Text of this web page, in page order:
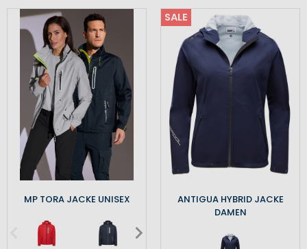
MP TORA JACKE UNISEX
SALE
ANTIGUA HYBRID JACKE
DAMEN